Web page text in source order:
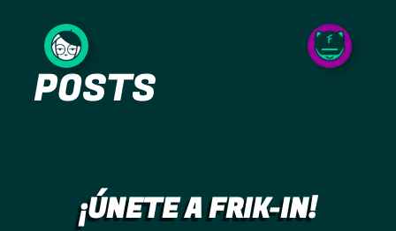
contenido
POSTS
¡ÚNETE A FRIK-IN!